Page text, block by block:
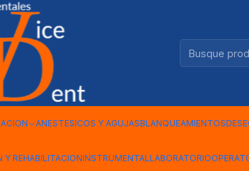
ANESTESICOS Y AGUJASBLANQUEAMIENTOS
Y REHABILITACIONINSTRUMENTALLABORATORIO
AUTOCURABLE MARCHE 210CC